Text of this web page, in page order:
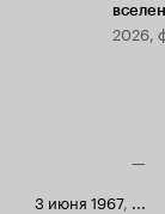
2026,
—
3 июня 1967, ...